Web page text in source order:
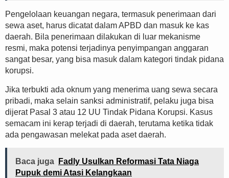
Pengelolaan keuangan negara, termasuk penerimaan dari
sewa aset, harus dicatat dalam APBD dan masuk ke kas
daerah. Bila penerimaan dilakukan di luar mekanisme
resmi, maka potensi terjadinya penyimpangan anggaran
sangat besar, yang bisa masuk dalam kategori tindak pidana
korupsi.
Jika terbukti ada oknum yang menerima uang sewa secara
pribadi, maka selain sanksi administratif, pelaku juga bisa
dijerat Pasal 3 atau 12 UU Tindak Pidana Korupsi. Kasus
semacam ini kerap terjadi di daerah, terutama ketika tidak
ada pengawasan melekat pada aset daerah.
Baca juga
Fadly Usulkan Reformasi Tata Niaga
Pupuk demi Atasi Kelangkaan